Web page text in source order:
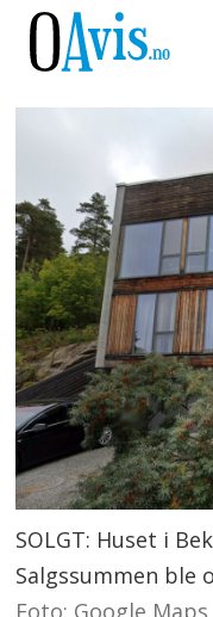
SOLGT: Huset i
Salgssummen ble
Foto: Google Maps